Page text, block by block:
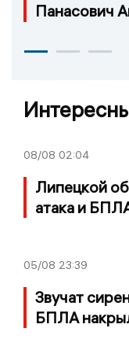
Панасович
08/08 02:04
Липецкой
атака и
05/08 23:39
Звучат
БПЛА